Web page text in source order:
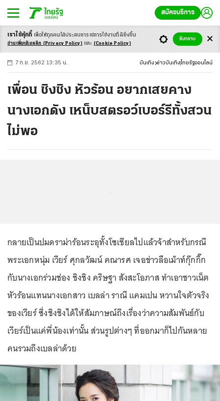
สมัครบริการ
-ก ก ก+
7 ก.ย. 2562 13:35 น. บันเทิง ข่าวบันเทิง ไทยรัฐออนไลน์
เพื่อน ชิงชิง หัวร้อน อยากเสยคาง
นางเอกดัง เหน็บสตรอว์เบอร์รีทั้งสวน
ไม่พอ
กลายเป็นปมดราม่าร้อนระอุทั้งโซเชียลไปแล้วจ้าสำหรับกรณี
พระเอกหนุ่ม เวียร์ ศุกลวัฒน์ คณารศ เจอข่าวลือเม้าท์กุ๊กกิ๊ก
กับนางเอกร่วมช่อง ชิงชิง คริษฐา สังสะโอภาส ทำเอาชาวเน็ต
หัวร้อนแทนนางเอกสาว เบลล่า ราณี แคมเปน หวานใจตัวจริง
ของเวียร์ ซึ่งชิงชิงได้ให้สัมภาษณ์ถึงเรื่องว่าความสัมพันธ์กับ
เวียร์เป็นแค่พี่น้องเท่านั้น ส่วนรูปต่างๆ ที่ออกมาก็ไปกันหลาย
คนรวมถึงเบลล่าด้วย
เราใช้คุ้กกี้ เพื่อให้ทุกคนได้ประสบการณ์การใช้งานที่ดียิ่งขึ้น
อ่านเพิ่มเติมคลิก (Privacy Policy) และ (Cookie Policy)
รับทราบ